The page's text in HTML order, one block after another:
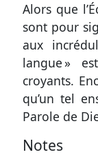
Alors que
sont pour
aux
langue »
croyants.
qu’un tel
Parole de
Notes